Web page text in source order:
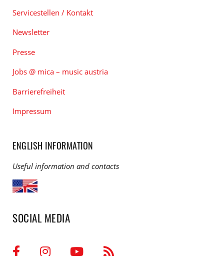
Servicestellen / Kontakt
Newsletter
Presse
Jobs @ mica – music austria
Barrierefreiheit
Impressum
ENGLISH INFORMATION
Useful information and contacts
SOCIAL MEDIA